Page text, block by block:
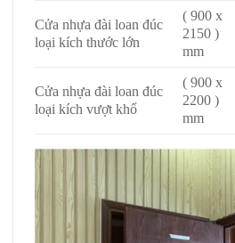
Cửa nhựa đài loan đúc
loại kích thước lớn
( 900 x
2150 )
mm
Cửa nhựa đài loan đúc
loại kích vượt khổ
( 900 x
2200 )
mm